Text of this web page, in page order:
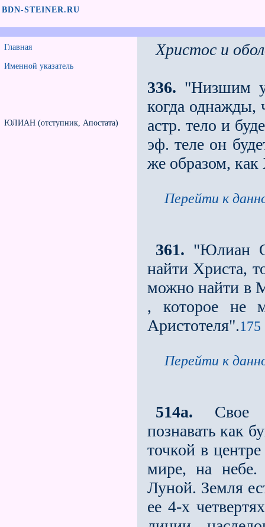
BDN-STEINER.RU
Главная
Именной указатель
ЮЛИАН (отступник, Апостата)
Христос и
336. "Низшим у
когда однажды,
астр. тело и
эф. теле он
же образом,
Перейти к
361. "Юлиан
найти Христа,
можно найти в
, которое не
Аристотеля".
Перейти к
514a. Свое
познавать как
точкой в
мире, на
Луной. Земля
ее 4-х